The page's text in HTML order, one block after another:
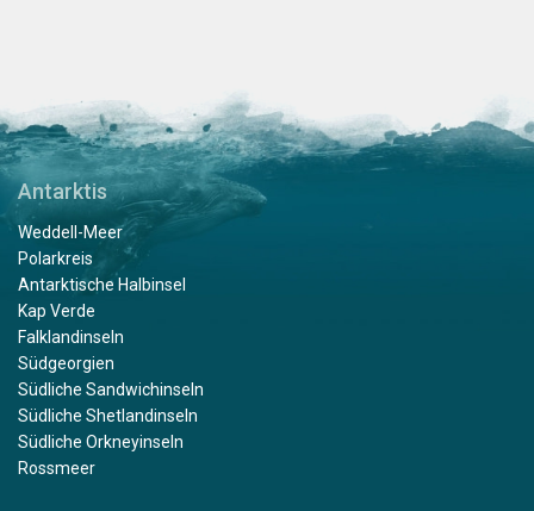
Antarktis
Weddell-Meer
Polarkreis
Antarktische Halbinsel
Kap Verde
Falklandinseln
Südgeorgien
Südliche Sandwichinseln
Südliche Shetlandinseln
Südliche Orkneyinseln
Rossmeer